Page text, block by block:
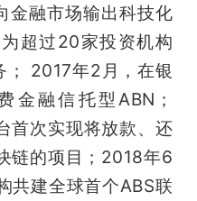
金融市场输出科技化
超过20家投资机构
； 2017年2月，在银
金融信托型ABN；
首次实现将放款、还
链的项目；2018年6
共建全球首个ABS联